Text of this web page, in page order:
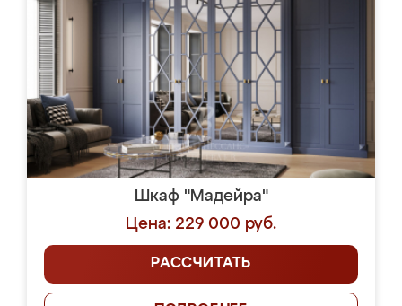
Шкаф "Мадейра"
Цена: 229 000 руб.
РАССЧИТАТЬ